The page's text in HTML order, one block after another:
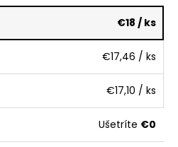
€18 / ks
€17,46 / ks
€17,10 / ks
Ušetríte €0